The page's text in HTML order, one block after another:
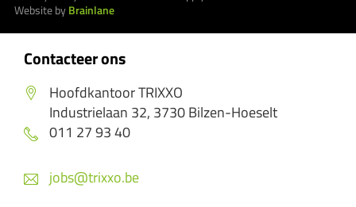
Contacteer ons
Hoofdkantoor TRIXXO
Industrielaan 32, 3730 Bilzen-Hoeselt
011 27 93 40
jobs@trixxo.be
Website byBrainlane